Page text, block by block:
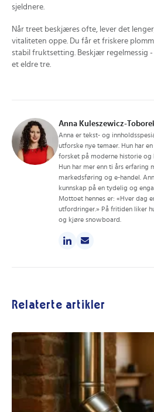
sjeldnere.
Når treet beskjæres ofte, lever det
vitaliteten oppe. Du får et friskere
stabil fruktsetting. Beskjær regelmessig
et eldre tre.
Anna Kuleszewicz-
Anna er tekst- og
utforske nye temaer. Hun har
forsket på moderne historie og
Hun har mer enn ti års erfaring
markedsføring og e-handel.
kunnskap på en tydelig og
Mottoet hennes er: «Hver dag
utfordringer.» På fritiden liker
og kjøre snowboard.
Relaterte artikler